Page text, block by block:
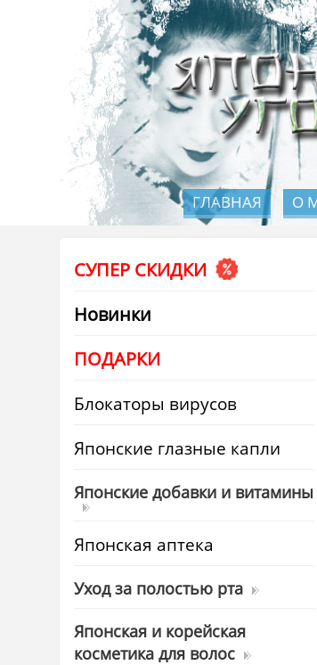
ГЛАВНАЯ О
СУПЕР СКИДКИ
Новинки
ПОДАРКИ
Блокаторы вирусов
Японские глазные капли
Японские добавки и витамины
Японская аптека
Уход за полостью рта
Японская и корейская
косметика для волос